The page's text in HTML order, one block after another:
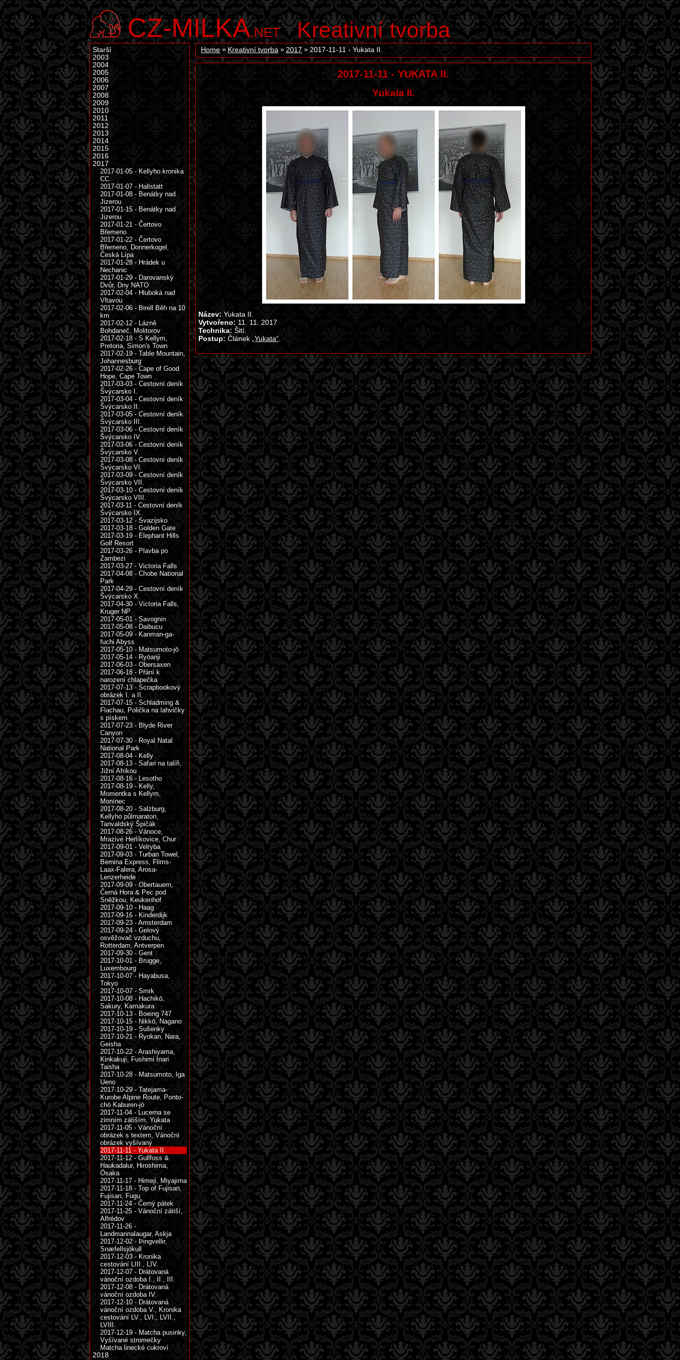
CZ-MILKA.NET Kreativní tvorba
Home Kreativní tvorba 2017 2017-11-11 - Yukata II.
2017-11-11 - YUKATA II.
Yukata II.
Název: Yukata II.
Vytvořeno: 11. 11. 2017
Technika: Šití.
Postup: Článek „Yukata“.
Starší
2003
2004
2005
2006
2007
2008
2009
2010
2011
2012
2013
2014
2015
2016
2017
2017-01-05 - Kellyho kronika
CC.
2017-01-07 - Hallstatt
2017-01-08 - Benátky nad
Jizerou
2017-01-15 - Benátky nad
Jizerou
2017-01-21 - Čertovo
Břemeno
2017-01-22 - Čertovo
Břemeno, Donnerkogel,
Česká Lípa
2017-01-28 - Hrádek u
Nechanic
2017-01-29 - Darovanský
Dvůr, Dny NATO
2017-02-04 - Hluboká nad
Vltavou
2017-02-06 - Birell Běh na 10
km
2017-02-12 - Lázně
Bohdaneč, Molitorov
2017-02-18 - S Kellym,
Pretoria, Simon's Town
2017-02-19 - Table Mountain,
Johannesburg
2017-02-26 - Cape of Good
Hope, Cape Town
2017-03-03 - Cestovní deník
Švýcarsko I.
2017-03-04 - Cestovní deník
Švýcarsko II.
2017-03-05 - Cestovní deník
Švýcarsko III.
2017-03-06 - Cestovní deník
Švýcarsko IV.
2017-03-06 - Cestovní deník
Švýcarsko V.
2017-03-08 - Cestovní deník
Švýcarsko VI.
2017-03-09 - Cestovní deník
Švýcarsko VII.
2017-03-10 - Cestovní deník
Švýcarsko VIII.
2017-03-11 - Cestovní deník
Švýcarsko IX.
2017-03-12 - Svazijsko
2017-03-18 - Golden Gate
2017-03-19 - Elephant Hills
Golf Resort
2017-03-26 - Plavba po
Zambezi
2017-03-27 - Victoria Falls
2017-04-08 - Chobe National
Park
2017-04-29 - Cestovní deník
Švýcarsko X.
2017-04-30 - Victoria Falls,
Kruger NP
2017-05-01 - Savognin
2017-05-08 - Daibucu
2017-05-09 - Kanman-ga-
fuchi Abyss
2017-05-10 - Matsumoto-jō
2017-05-14 - Ryōanji
2017-06-03 - Obersaxen
2017-06-18 - Přání k
narození chlapečka
2017-07-13 - Scrapbookový
obrázek I. a II.
2017-07-15 - Schladming &
Flachau, Polička na lahvičky
s pískem
2017-07-23 - Blyde River
Canyon
2017-07-30 - Royal Natal
National Park
2017-08-04 - Kelly
2017-08-13 - Safari na talíři,
Jižní Afrikou
2017-08-16 - Lesotho
2017-08-19 - Kelly,
Momentka s Kellym,
Monínec
2017-08-20 - Salzburg,
Kellyho půlmaraton,
Tanvaldský Špičák
2017-08-26 - Vánoce,
Mrazivé Herlíkovice, Chur
2017-09-01 - Velryba
2017-09-03 - Turban Towel,
Bernina Express, Flims-
Laax-Falera, Arosa-
Lenzerheide
2017-09-09 - Obertauern,
Černá Hora & Pec pod
Sněžkou, Keukenhof
2017-09-10 - Haag
2017-09-16 - Kinderdijk
2017-09-23 - Amsterdam
2017-09-24 - Gelový
osvěžovač vzduchu,
Rotterdam, Antverpen
2017-09-30 - Gent
2017-10-01 - Brugge,
Luxembourg
2017-10-07 - Hayabusa,
Tokyo
2017-10-07 - Smrk
2017-10-08 - Hachikō,
Sakury, Kamakura
2017-10-13 - Boeing 747
2017-10-15 - Nikkō, Nagano
2017-10-19 - Sušenky
2017-10-21 - Ryokan, Nara,
Geisha
2017-10-22 - Arashiyama,
Kinkakuji, Fushimi Inari
Taisha
2017-10-28 - Matsumoto, Iga
Ueno
2017-10-29 - Tatejama-
Kurobe Alpine Route, Ponto-
chō Kaburen-jō
2017-11-04 - Lucerna se
zimním zátiším, Yukata
2017-11-05 - Vánoční
obrázek s textem, Vánoční
obrázek vyšívaný
2017-11-11 - Yukata II.
2017-11-12 - Gullfoss &
Haukadalur, Hiroshima,
Ōsaka
2017-11-17 - Himeji, Miyajima
2017-11-18 - Top of Fujisan,
Fujisan, Fugu
2017-11-24 - Černý pátek
2017-11-25 - Vánoční zátiší,
Alfrédov
2017-11-26 -
Landmannalaugar, Askja
2017-12-02 - Þingvellir,
Snæfellsjökull
2017-12-03 - Kronika
cestování LIII., LIV.
2017-12-07 - Drátovaná
vánoční ozdoba I., II., III.
2017-12-08 - Drátovaná
vánoční ozdoba IV.
2017-12-10 - Drátovaná
vánoční ozdoba V., Kronika
cestování LV., LVI., LVII.,
LVIII.
2017-12-19 - Matcha pusinky,
Vyšívané stromečky
Matcha linecké cukroví
2018